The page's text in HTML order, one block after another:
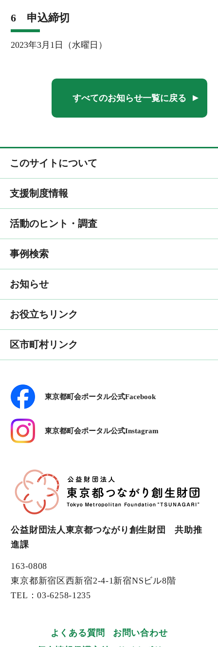
6 申込締切
2023年3月1日（水曜日）
すべてのお知らせ一覧に戻る
このサイトについて
支援制度情報
活動のヒント・調査
事例検索
お知らせ
お役立ちリンク
区市町村リンク
東京都町会ポータル公式Facebook
東京都町会ポータル公式Instagram
公益財団法人東京都つながり創生財団 共助推
進課
163-0808
東京都新宿区西新宿2-4-1新宿NSビル8階
TEL：03-6258-1235
よくある質問
お問い合わせ